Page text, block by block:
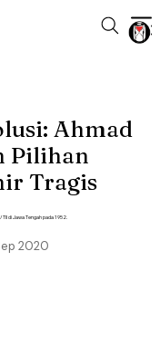
Ahmad
Pilihan
Tragis
di Jawa Tengah pada 1952.
2020